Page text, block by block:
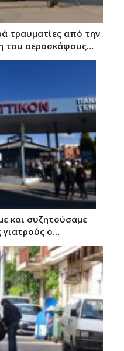
τραυματίες από την
του αεροσκάφους…
και συζητούσαμε
γιατρούς ο…